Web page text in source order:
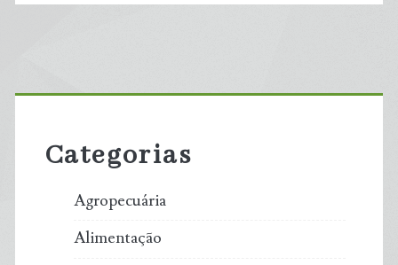
Primary
Sidebar
Categorias
Agropecuária
Alimentação